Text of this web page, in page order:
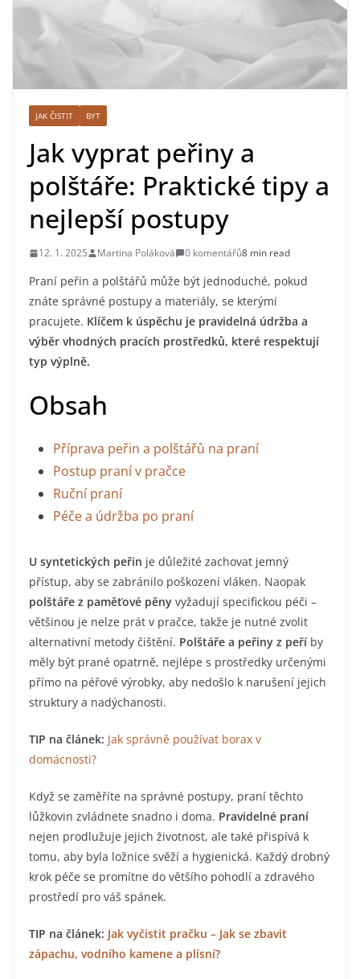
JAK ČISTIT BYT
Jak vyprat peřiny a
polštáře: Praktické tipy a
nejlepší postupy
12. 1. 2025 Martina Poláková 0 komentářů8 min read
Praní peřin a polštářů může být jednoduché, pokud
znáte správné postupy a materiály, se kterými
pracujete. Klíčem k úspěchu je pravidelná údržba a
výběr vhodných pracích prostředků, které respektují
typ výplně.
Obsah
Příprava peřin a polštářů na praní
Postup praní v pračce
Ruční praní
Péče a údržba po praní
U syntetických peřin je důležité zachovat jemný
přístup, aby se zabránilo poškození vláken. Naopak
polštáře z paměťové pěny vyžadují specifickou péči –
většinou je nelze prát v pračce, takže je nutné zvolit
alternativní metody čištění. Polštáře a peřiny z peří by
měly být prané opatrně, nejlépe s prostředky určenými
přímo na péřové výrobky, aby nedošlo k narušení jejich
struktury a nadýchanosti.
TIP na článek: Jak správně používat borax v
domácnosti?
Když se zaměříte na správné postupy, praní těchto
lůžkovin zvládnete snadno i doma. Pravidelné praní
nejen prodlužuje jejich životnost, ale také přispívá k
tomu, aby byla ložnice svěží a hygienická. Každý drobný
krok péče se promítne do většího pohodlí a zdravého
prostředí pro váš spánek.
TIP na článek: Jak vyčistit pračku – Jak se zbavit
zápachu, vodního kamene a plísní?